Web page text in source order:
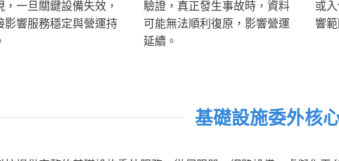
，一旦關鍵設備失效，
影響服務穩定與營運持
驗證，真正發生事故時，資料
可能無法順利復原，影響營運
延續。
或
響
基礎設施委外核